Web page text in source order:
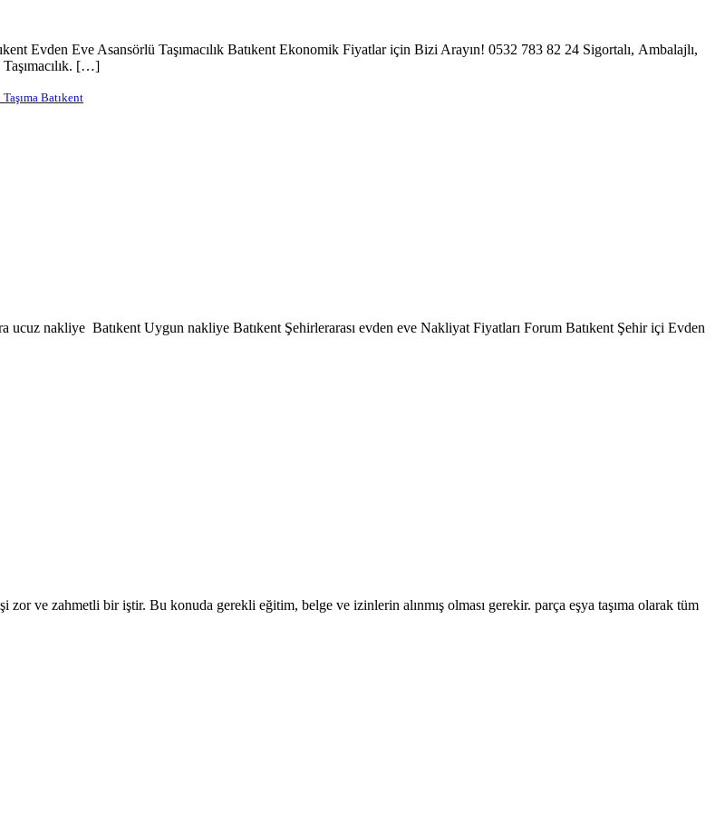
Evden Eve Asansörlü Taşımacılık Batıkent Ekonomik Fiyatlar için Bizi Arayın! 0532 783 82 24 Sigortalı, Ambalajlı,
[…]
Batıkent
nakliye Batıkent Uygun nakliye Batıkent Şehirlerarası evden eve Nakliyat Fiyatları Forum Batıkent Şehir içi Evden
zor ve zahmetli bir iştir. Bu konuda gerekli eğitim, belge ve izinlerin alınmış olması gerekir. parça eşya taşıma olarak tüm